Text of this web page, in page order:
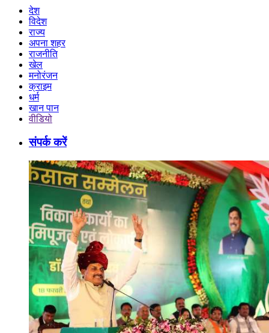
देश
विदेश
राज्य
अपना शहर
राजनीति
खेल
मनोरंजन
क्राइम
धर्म
खान पान
वीडियो
संपर्क करें